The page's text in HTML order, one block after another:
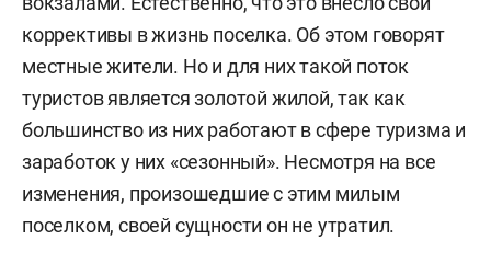
коррективы в жизнь поселка. Об этом говорят
местные жители. Но и для них такой поток
туристов является золотой жилой, так как
большинство из них работают в сфере туризма и
заработок у них «сезонный». Несмотря на все
изменения, произошедшие с этим милым
поселком, своей сущности он не утратил.